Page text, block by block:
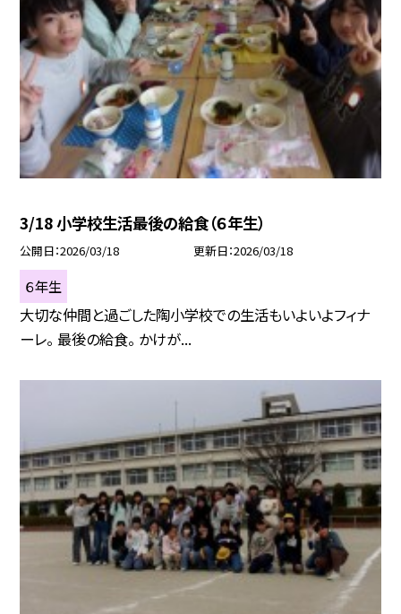
3/18 小学校生活最後の給食（６年生）
公開日 2026/03/18 更新日 2026/03/18
６年生
大切な仲間と過ごした陶小学校での生活もいよいよフィナ
ーレ。 最後の給食。 かけが...